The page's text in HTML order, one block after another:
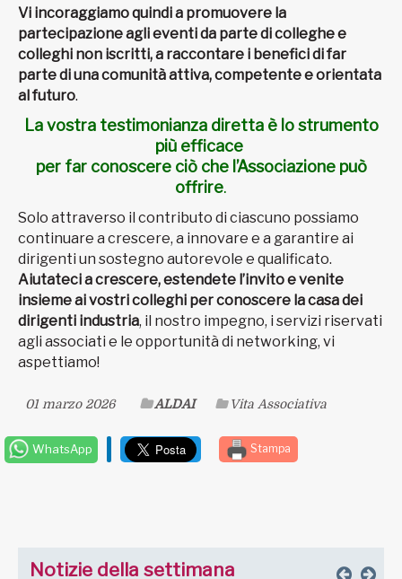
Vi incoraggiamo quindi a promuovere la
partecipazione agli eventi da parte di colleghe e
colleghi non iscritti, a raccontare i benefici di far
parte di una comunità attiva, competente e orientata
al futuro.
La vostra testimonianza diretta è lo strumento
più efficace
per far conoscere ciò che l’Associazione può
offrire.
Solo attraverso il contributo di ciascuno possiamo
continuare a crescere, a innovare e a garantire ai
dirigenti un sostegno autorevole e qualificato.
Aiutateci a crescere, estendete l’invito e venite
insieme ai vostri colleghi per conoscere la casa dei
dirigenti industria, il nostro impegno, i servizi riservati
agli associati e le opportunità di networking, vi
aspettiamo!
01 marzo 2026 ALDAI Vita Associativa
WhatsApp Stampa
Notizie della settimana